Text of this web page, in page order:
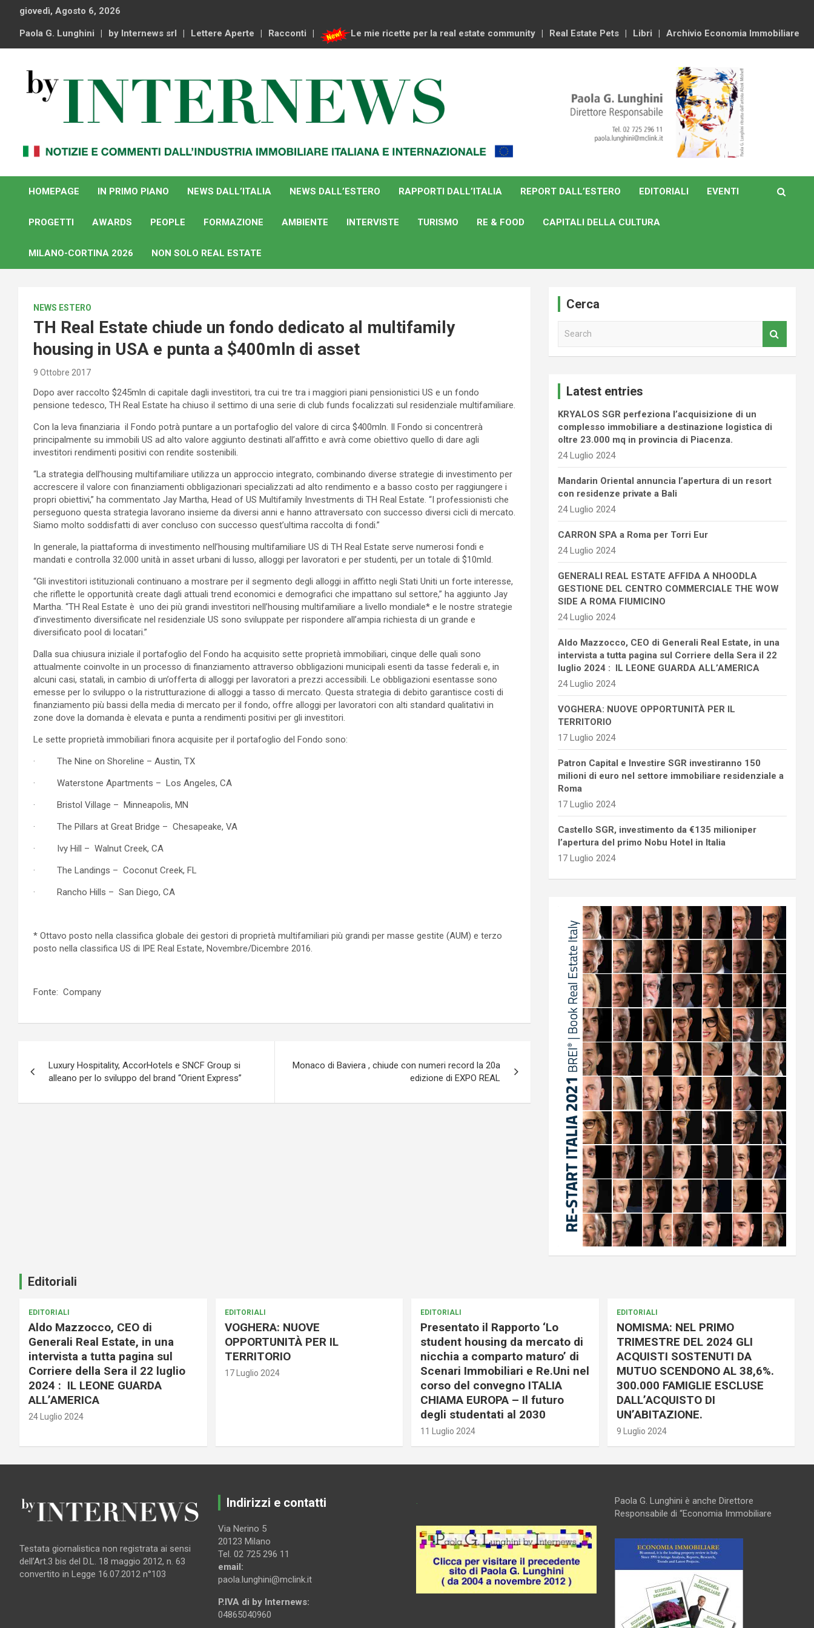
content
giovedì, Agosto 6, 2026
Paola G. Lunghini by Internews srl Lettere Aperte Racconti Le mie ricette per la real estate community Real Estate Pets Libri Archivio Economia Immobiliare
By Internews
internazionale
HOMEPAGE
IN PRIMO PIANO NEWS DALL’ITALIA NEWS DALL’ESTERO RAPPORTI DALL’ITALIA REPORT DALL’ESTERO EDITORIALI EVENTI
PROGETTI AWARDS PEOPLE FORMAZIONE AMBIENTE INTERVISTE TURISMO RE & FOOD CAPITALI DELLA CULTURA
MILANO-CORTINA 2026 NON SOLO REAL ESTATE
NEWS ESTERO
TH Real Estate chiude un fondo dedicato al multifamily
housing in USA e punta a $400mln di asset
9 Ottobre 2017
Dopo aver raccolto $245mln di capitale dagli investitori, tra cui tre tra i maggiori piani pensionistici US e un fondo
pensione tedesco, TH Real Estate ha chiuso il settimo di una serie di club funds focalizzati sul residenziale multifamiliare.
Con la leva finanziaria il Fondo potrà puntare a un portafoglio del valore di circa $400mln. Il Fondo si concentrerà
principalmente su immobili US ad alto valore aggiunto destinati all’affitto e avrà come obiettivo quello di dare agli
investitori rendimenti positivi con rendite sostenibili.
“La strategia dell’housing multifamiliare utilizza un approccio integrato, combinando diverse strategie di investimento per
accrescere il valore con finanziamenti obbligazionari specializzati ad alto rendimento e a basso costo per raggiungere i
propri obiettivi,” ha commentato Jay Martha, Head of US Multifamily Investments di TH Real Estate. “I professionisti che
perseguono questa strategia lavorano insieme da diversi anni e hanno attraversato con successo diversi cicli di mercato.
Siamo molto soddisfatti di aver concluso con successo quest’ultima raccolta di fondi.”
In generale, la piattaforma di investimento nell’housing multifamiliare US di TH Real Estate serve numerosi fondi e
mandati e controlla 32.000 unità in asset urbani di lusso, alloggi per lavoratori e per studenti, per un totale di $10mld.
“Gli investitori istituzionali continuano a mostrare per il segmento degli alloggi in affitto negli Stati Uniti un forte interesse,
che riflette le opportunità create dagli attuali trend economici e demografici che impattano sul settore,” ha aggiunto Jay
Martha. “TH Real Estate è uno dei più grandi investitori nell’housing multifamiliare a livello mondiale* e le nostre strategie
d’investimento diversificate nel residenziale US sono sviluppate per rispondere all’ampia richiesta di un grande e
diversificato pool di locatari.”
Dalla sua chiusura iniziale il portafoglio del Fondo ha acquisito sette proprietà immobiliari, cinque delle quali sono
attualmente coinvolte in un processo di finanziamento attraverso obbligazioni municipali esenti da tasse federali e, in
alcuni casi, statali, in cambio di un’offerta di alloggi per lavoratori a prezzi accessibili. Le obbligazioni esentasse sono
emesse per lo sviluppo o la ristrutturazione di alloggi a tasso di mercato. Questa strategia di debito garantisce costi di
finanziamento più bassi della media di mercato per il fondo, offre alloggi per lavoratori con alti standard qualitativi in
zone dove la domanda è elevata e punta a rendimenti positivi per gli investitori.
Le sette proprietà immobiliari finora acquisite per il portafoglio del Fondo sono:
· The Nine on Shoreline – Austin, TX
· Waterstone Apartments – Los Angeles, CA
· Bristol Village – Minneapolis, MN
· The Pillars at Great Bridge – Chesapeake, VA
· Ivy Hill – Walnut Creek, CA
· The Landings – Coconut Creek, FL
· Rancho Hills – San Diego, CA
* Ottavo posto nella classifica globale dei gestori di proprietà multifamiliari più grandi per masse gestite (AUM) e terzo
posto nella classifica US di IPE Real Estate, Novembre/Dicembre 2016.
Fonte: Company
articoli
Luxury Hospitality, AccorHotels e SNCF Group si
alleano per lo sviluppo del brand “Orient Express”
Monaco di Baviera , chiude con numeri record la 20a
edizione di EXPO REAL
Cerca
Latest entries
KRYALOS SGR perfeziona l’acquisizione di un
complesso immobiliare a destinazione logistica di
oltre 23.000 mq in provincia di Piacenza.
24 Luglio 2024
Mandarin Oriental annuncia l’apertura di un resort
con residenze private a Bali
24 Luglio 2024
CARRON SPA a Roma per Torri Eur
24 Luglio 2024
GENERALI REAL ESTATE AFFIDA A NHOODLA
GESTIONE DEL CENTRO COMMERCIALE THE WOW
SIDE A ROMA FIUMICINO
24 Luglio 2024
Aldo Mazzocco, CEO di Generali Real Estate, in una
intervista a tutta pagina sul Corriere della Sera il 22
luglio 2024 : IL LEONE GUARDA ALL’AMERICA
24 Luglio 2024
VOGHERA: NUOVE OPPORTUNITÀ PER IL
TERRITORIO
17 Luglio 2024
Patron Capital e Investire SGR investiranno 150
milioni di euro nel settore immobiliare residenziale a
Roma
17 Luglio 2024
Castello SGR, investimento da €135 milioniper
l’apertura del primo Nobu Hotel in Italia
17 Luglio 2024
Editoriali
EDITORIALI
Aldo Mazzocco, CEO di
Generali Real Estate, in una
intervista a tutta pagina sul
Corriere della Sera il 22 luglio
2024 : IL LEONE GUARDA
ALL’AMERICA
24 Luglio 2024
EDITORIALI
VOGHERA: NUOVE
OPPORTUNITÀ PER IL
TERRITORIO
17 Luglio 2024
EDITORIALI
Presentato il Rapporto ‘Lo
student housing da mercato di
nicchia a comparto maturo’ di
Scenari Immobiliari e Re.Uni nel
corso del convegno ITALIA
CHIAMA EUROPA – Il futuro
degli studentati al 2030
11 Luglio 2024
EDITORIALI
NOMISMA: NEL PRIMO
TRIMESTRE DEL 2024 GLI
ACQUISTI SOSTENUTI DA
MUTUO SCENDONO AL 38,6%.
300.000 FAMIGLIE ESCLUSE
DALL’ACQUISTO DI
UN’ABITAZIONE.
9 Luglio 2024
Testata giornalistica non registrata ai sensi
dell’Art.3 bis del D.L. 18 maggio 2012, n. 63
convertito in Legge 16.07.2012 n°103
Indirizzi e contatti
Via Nerino 5
20123 Milano
Tel. 02 725 296 11
email:
paola.lunghini@mclink.it
P.IVA di by Internews:
04865040960
.
Paola G. Lunghini è anche Direttore
Responsabile di “Economia Immobiliare